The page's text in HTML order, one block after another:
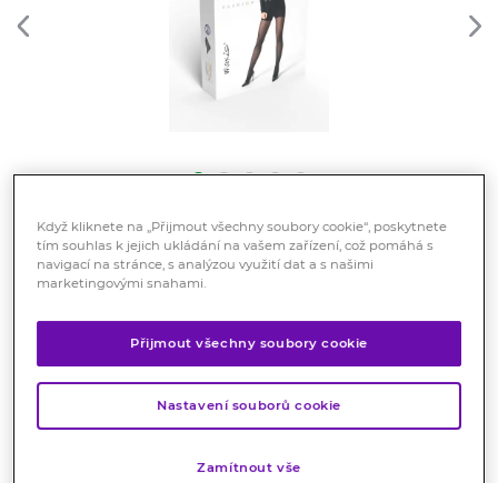
MAXIS RELAX PREMIUM
punčochové kalhoty black
magic vel.L
Zdravotnický prostředek
Pro prevenci žilních a lymfatických onemocnění.
Značka:Maxis
Když kliknete na „Přijmout všechny soubory cookie“, poskytnete
tím souhlas k jejich ukládání na vašem zařízení, což pomáhá s
navigací na stránce, s analýzou využití dat a s našimi
marketingovými snahami.
Přijmout všechny soubory cookie
Nastavení souborů cookie
Zamítnout vše